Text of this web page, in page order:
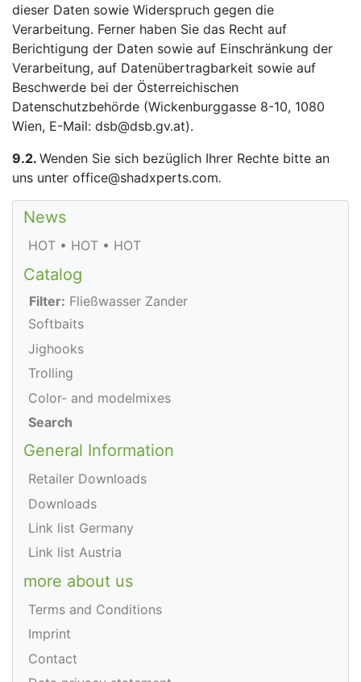
dieser Daten sowie Widerspruch gegen die
Verarbeitung. Ferner haben Sie das Recht auf
Berichtigung der Daten sowie auf Einschränkung der
Verarbeitung, auf Datenübertragbarkeit sowie auf
Beschwerde bei der Österreichischen
Datenschutzbehörde (Wickenburggasse 8-10, 1080
Wien, E-Mail: dsb@dsb.gv.at).
9.2. Wenden Sie sich bezüglich Ihrer Rechte bitte an
uns unter office@shadxperts.com.
News
HOT • HOT • HOT
Catalog
Filter: Fließwasser Zander
Softbaits
Jighooks
Trolling
Color- and modelmixes
Search
General Information
Retailer Downloads
Downloads
Link list Germany
Link list Austria
more about us
Terms and Conditions
Imprint
Contact